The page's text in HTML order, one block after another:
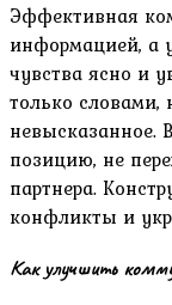
Эффективная
информацией, а
чувства ясно и
только
невысказанное.
позицию, не
партнера.
конфликты и
Как улучшить